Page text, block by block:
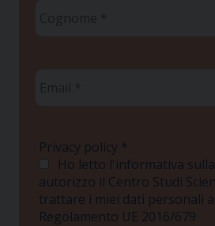
Privacy policy *
Ho letto l'informativa sulla
autorizzo il Centro Studi
trattare i miei dati personali
Regolamento UE 2016/679